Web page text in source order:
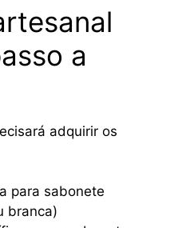
a
adquirir os
para sabonete
branca)